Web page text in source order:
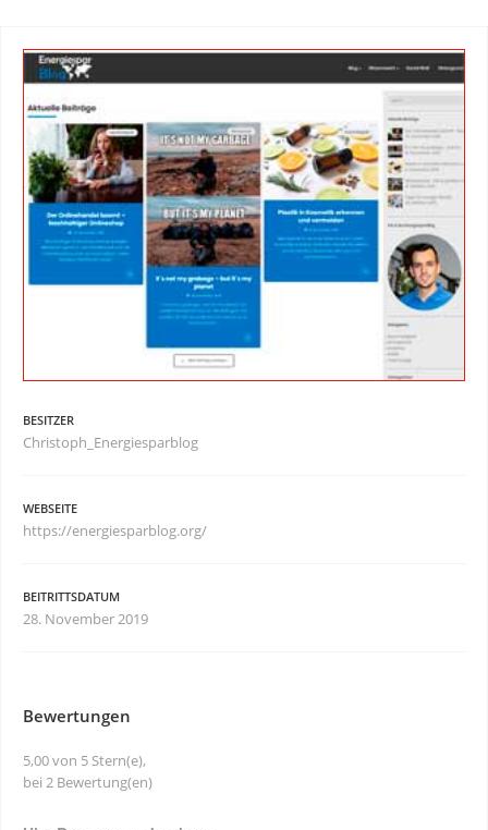
BESITZER
Christoph_Energiesparblog
WEBSEITE
https://energiesparblog.org/
BEITRITTSDATUM
28. November 2019
Bewertungen
5,00 von 5 Stern(e),
bei 2 Bewertung(en)